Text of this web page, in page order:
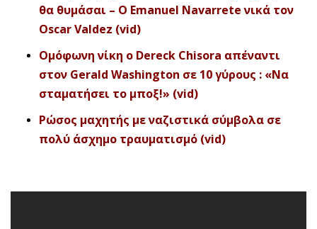
θα θυμάσαι – Ο Emanuel Navarrete νικά τον
Oscar Valdez (vid)
Ομόφωνη νίκη ο Dereck Chisora απέναντι
στον Gerald Washington σε 10 γύρους : «Να
σταματήσει το μποξ!» (vid)
Ρώσος μαχητής με ναζιστικά σύμβολα σε
πολύ άσχημο τραυματισμό (vid)